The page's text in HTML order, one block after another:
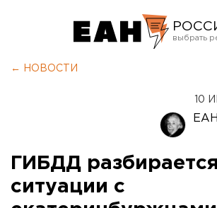
← НОВОСТИ
10
ГИБДД
ситуации с